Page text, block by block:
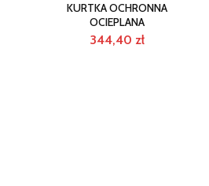
KURTKA OCHRONNA
OCIEPLANA
344,40 zł